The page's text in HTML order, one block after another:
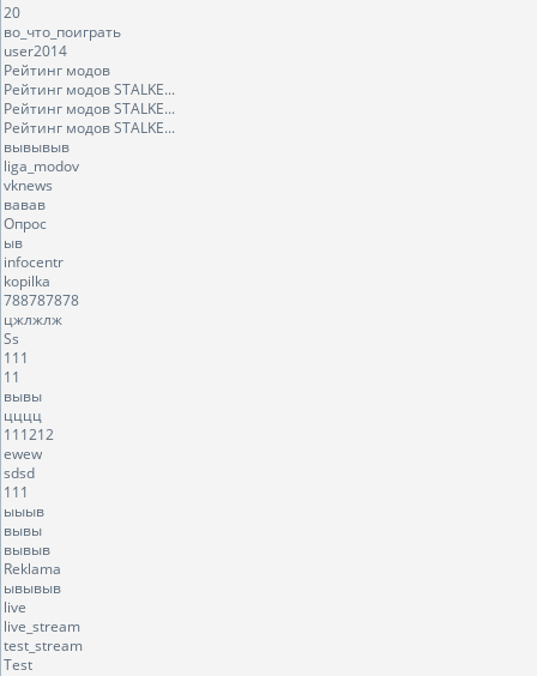
20
во_что_поиграть
user2014
Рейтинг модов
Рейтинг модов STALKE...
Рейтинг модов STALKE...
Рейтинг модов STALKE...
вывывыв
liga_modov
vknews
вавав
Опрос
ыв
infocentr
kopilka
788787878
цжлжлж
Ss
111
11
вывы
цццц
111212
ewew
sdsd
111
ыыыв
вывы
вывыв
Reklama
ывывыв
live
live_stream
test_stream
Test